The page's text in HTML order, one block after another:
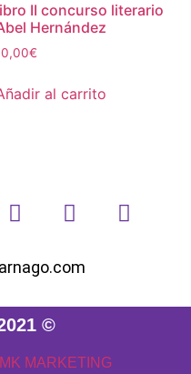
II concurso literario
Hernández
€
al carrito
©
MARKETING